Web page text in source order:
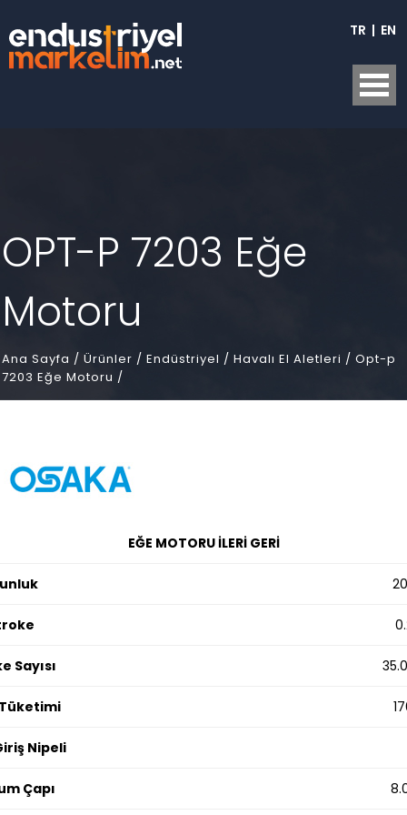
TR | EN
OPT-P 7203 Eğe
Motoru
Ana Sayfa / Ürünler / Endüstriyel / Havalı El Aletleri / Opt-p
7203 Eğe Motoru /
EĞE MOTORU İLERİ GERİ
Sayısı
Nipeli
Çapı